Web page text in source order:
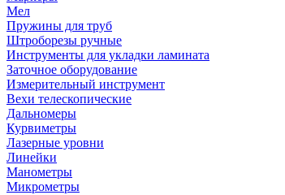
Мел
Пружины для труб
Штроборезы ручные
Инструменты для укладки ламината
Заточное оборудование
Измерительный инструмент
Вехи телескопические
Дальномеры
Курвиметры
Лазерные уровни
Линейки
Манометры
Микрометры